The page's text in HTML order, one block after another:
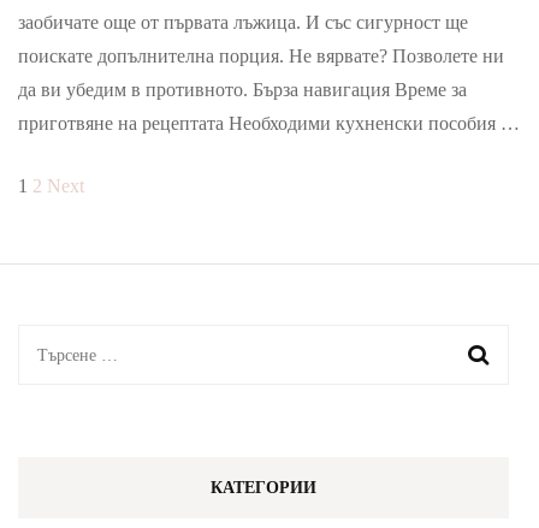
от
тиква
заобичате още от първата лъжица. И със сигурност ще
поискате допълнителна порция. Не вярвате? Позволете ни
да ви убедим в противното. Бърза навигация Време за
приготвяне на рецептата Необходими кухненски пособия …
Разделяне
Page
1 Page
2 Next
Търсене
КАТЕГОРИИ